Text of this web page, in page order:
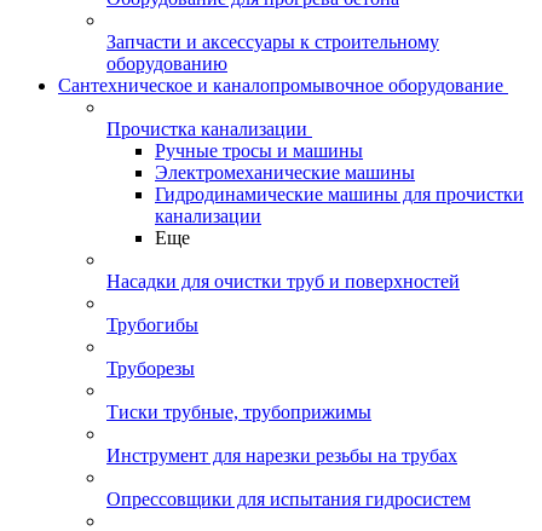
Запчасти и аксессуары к строительному
оборудованию
Сантехническое и каналопромывочное оборудование
Прочистка канализации
Ручные тросы и машины
Электромеханические машины
Гидродинамические машины для прочистки
канализации
Еще
Насадки для очистки труб и поверхностей
Трубогибы
Труборезы
Тиски трубные, трубоприжимы
Инструмент для нарезки резьбы на трубах
Опрессовщики для испытания гидросистем